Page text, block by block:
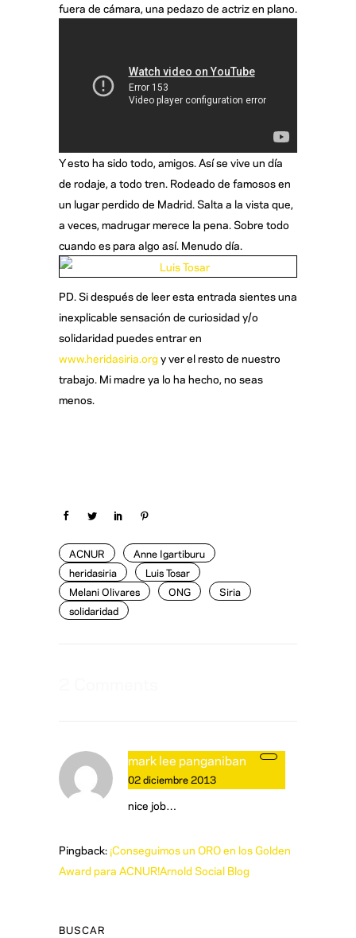
fuera de cámara, una pedazo de actriz en plano.
Y esto ha sido todo, amigos. Así se vive un día
de rodaje, a todo tren. Rodeado de famosos en
un lugar perdido de Madrid. Salta a la vista que,
a veces, madrugar merece la pena. Sobre todo
cuando es para algo así. Menudo día.
PD. Si después de leer esta entrada sientes una
inexplicable sensación de curiosidad y/o
solidaridad puedes entrar en
www.heridasiria.orgy ver el resto de nuestro
trabajo. Mi madre ya lo ha hecho, no seas
menos.
ACNUR
Anne Igartiburu
heridasiria
Luis Tosar
Melani Olivares
ONG
Siria
solidaridad
mark lee panganiban
02 diciembre 2013
nice job…
Pingback: ¡Conseguimos un ORO en los Golden
Award para ACNUR!Arnold Social Blog
BUSCAR